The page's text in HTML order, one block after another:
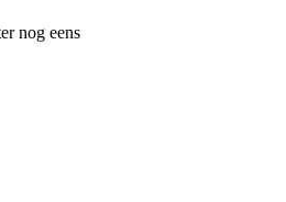
nog eens